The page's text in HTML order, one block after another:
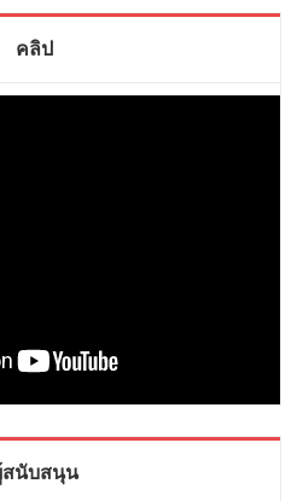
คลิป
สนับสนุน